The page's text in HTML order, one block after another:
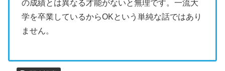
の成績とは異なる才能がないと無理です。一流大
学を卒業しているからOKという単純な話ではあり
ません。